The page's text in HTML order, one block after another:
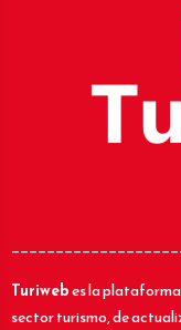
Turiwebes la
sector turismo, de